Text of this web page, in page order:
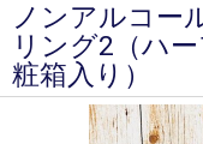
ノンアルコー
リング2（ハ
粧箱入り）